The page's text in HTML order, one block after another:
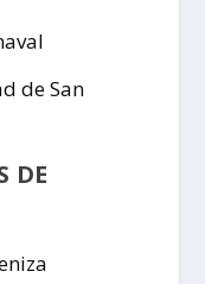
de San
DE